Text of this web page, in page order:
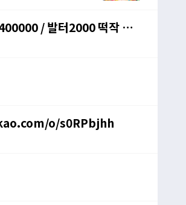
/ 발터2000 떡작 사
o/s0RPbjhh